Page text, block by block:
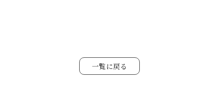
一覧に戻る